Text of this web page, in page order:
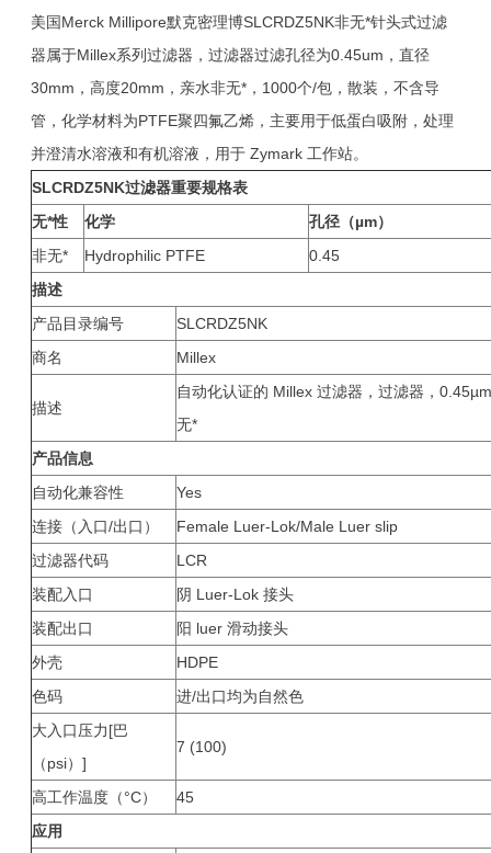
美国Merck Millipore默克密理博SLCRDZ5NK非无*针头式过滤
器属于Millex系列过滤器，过滤器过滤孔径为0.45um，直径
30mm，高度20mm，亲水非无*，1000个/包，散装，不含导
管，化学材料为PTFE聚四氟乙烯，主要用于低蛋白吸附，处理
并澄清水溶液和有机溶液，用于 Zymark 工作站。
SLCRDZ5NK过滤器重要规格表
无*性
化学
孔径（µm）
非无*
Hydrophilic PTFE
0.45
描述
产品目录编号
SLCRDZ5NK
商名
Millex
描述
自动化认证的 Millex 过滤器，过滤器，
无*
产品信息
自动化兼容性
Yes
连接（入口/出口）
Female Luer-Lok/Male Luer slip
过滤器代码
LCR
装配入口
阴 Luer-Lok 接头
装配出口
阳 luer 滑动接头
外壳
HDPE
色码
进/出口均为自然色
大入口压力[巴
（psi）]
7 (100)
高工作温度（°C）
45
应用